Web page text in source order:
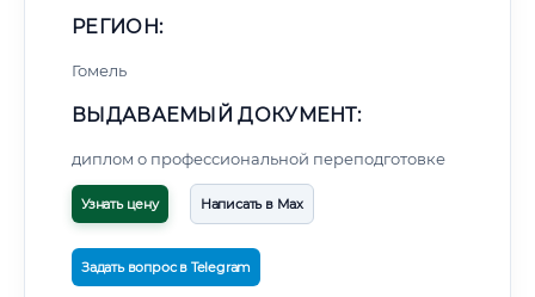
РЕГИОН:
Гомель
ВЫДАВАЕМЫЙ ДОКУМЕНТ:
диплом о профессиональной переподготовке
Узнать цену Написать в Max
Задать вопрос в Telegram